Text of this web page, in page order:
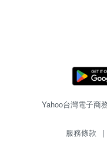
Yahoo台灣電子商
服務條款 |